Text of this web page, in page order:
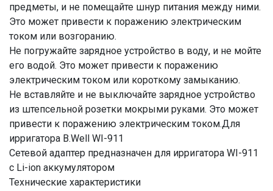
предметы, и не помещайте шнур питания между ними.
Это может привести к поражению электрическим
током или возгоранию.
Не погружайте зарядное устройство в воду, и не мойте
его водой. Это может привести к поражению
электрическим током или короткому замыканию.
Не вставляйте и не выключайте зарядное устройство
из штепсельной розетки мокрыми руками. Это может
привести к поражению электрическим током.Для
ирригатора B.Well WI-911
Сетевой адаптер предназначен для ирригатора WI-911
c Li-ion аккумулятором
Технические характеристики